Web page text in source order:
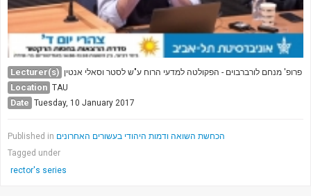
Lecturer(s) פרופ' מנחם לורברבוים - הפקולטה למדעי הרוח ע"ש לסטר וסאלי אנטין
Location TAU
Date Tuesday, 10 January 2017
Published in הכחשת השואה ודמות היהודי בעשורים האחרונים
Tagged under
rector's series